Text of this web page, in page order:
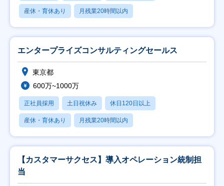
産休・育休あり 月残業20時間以内
エンタープライズコンサルティングセールス
東京都
600万~1000万
正社員採用 土日祝休み 休日120日以上
産休・育休あり 月残業20時間以内
【カスタマーサクセス】導入オペレーション統制担
当